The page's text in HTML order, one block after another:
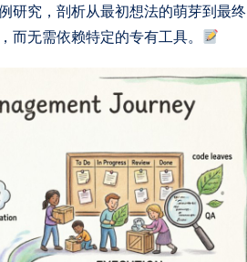
研究，剖析从最初想法的萌芽到最终
无需依赖特定的专有工具。